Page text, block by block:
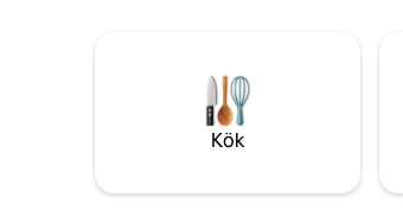
Smart-tv DSTV nu Dubbelgarage på
fjärrkontroll Tryggt och säkert
Kök